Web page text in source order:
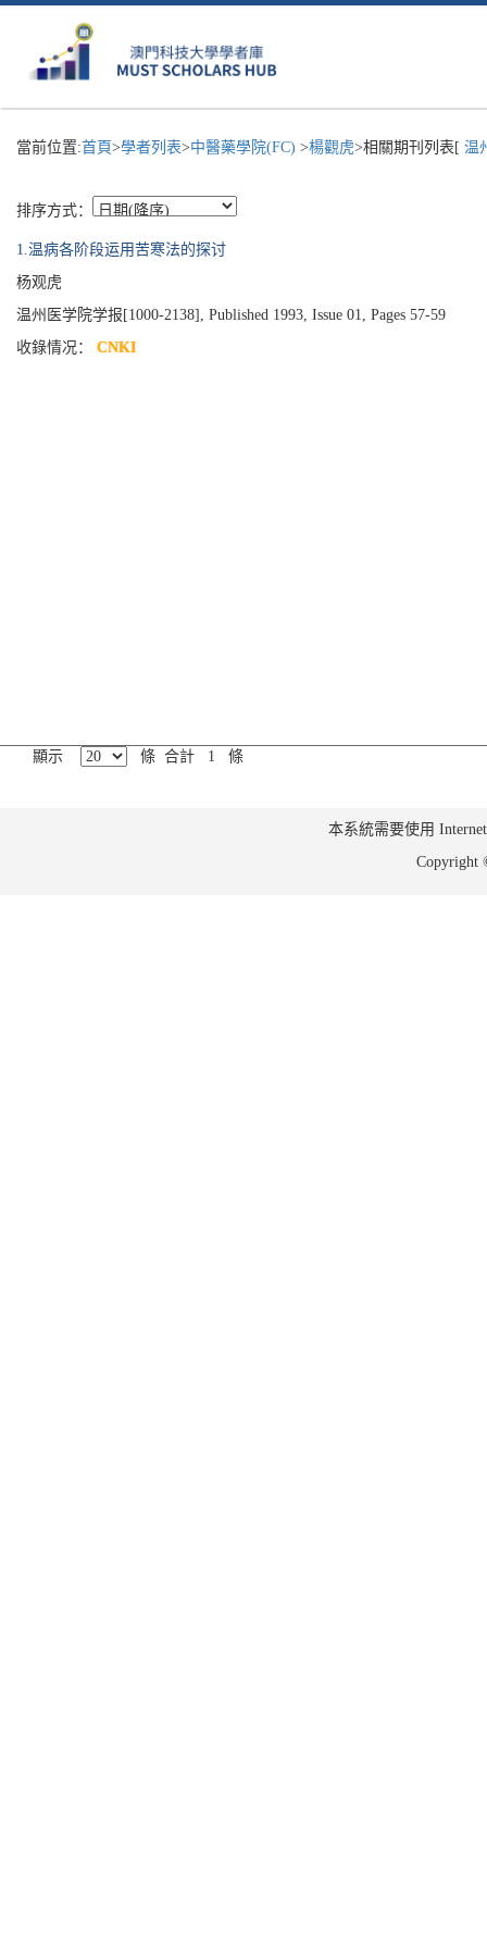
當前位置:首頁>學者列表>中醫藥學院(FC) >楊觀虎>相關期刊列表[ 温
排序方式：
1.温病各阶段运用苦寒法的探讨
杨观虎
温州医学院学报[1000-2138], Published 1993, Issue 01, Pages 57-59
收錄情况： CNKI
顯示 條 合計 1 條
本系統需要使用
Copyright